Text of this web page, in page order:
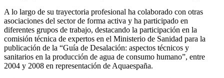
A lo largo de su trayectoria profesional ha colaborado con otras
asociaciones del sector de forma activa y ha participado en
diferentes grupos de trabajo, destacando la participación en la
comisión técnica de expertos en el Ministerio de Sanidad para la
publicación de la “Guía de Desalación: aspectos técnicos y
sanitarios en la producción de agua de consumo humano”, entre
2004 y 2008 en representación de Aquaespaña.